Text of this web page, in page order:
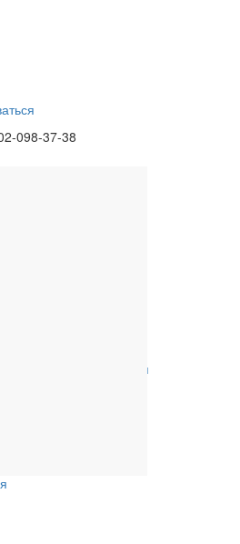
098-37-38
Комплектующие для